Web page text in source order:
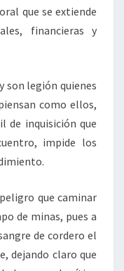
que se extiende
financieras y
son legión quienes
como ellos,
de inquisición que
impide los
que caminar
de minas, pues a
de cordero el
dejando claro que